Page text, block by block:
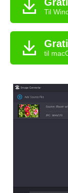
Til
til